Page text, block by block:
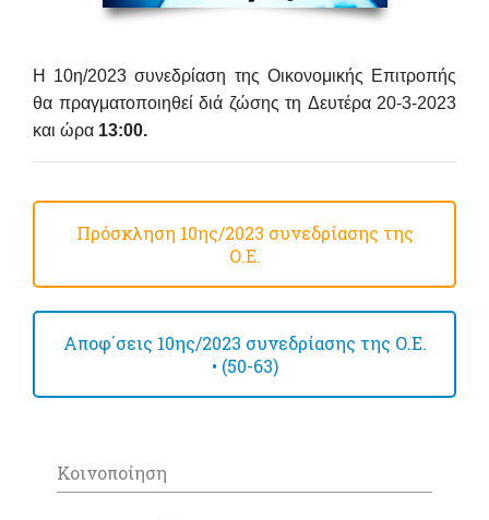
Η 10η/2023 συνεδρίαση της Οικονομικής Επιτροπής
θα πραγματοποιηθεί διά ζώσης τη Δευτέρα 20-3-2023
και ώρα 13:00.
Πρόσκληση 10ης/2023 συνεδρίασης της
Ο.Ε.
Αποφ΄σεις 10ης/2023 συνεδρίασης της Ο.Ε.
• (50-63)
Κοινοποίηση